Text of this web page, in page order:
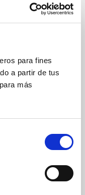
para fines
a partir de tus
para más
pp 769-786